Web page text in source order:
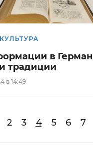
в
традиции
в 14:49
2 3 4 5 6 7